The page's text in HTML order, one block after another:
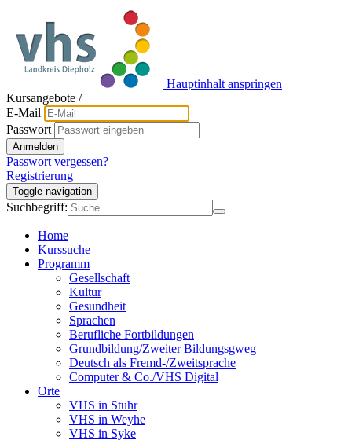
Hauptinhalt anspringen
Kursangebote /
E-Mail
Passwort
Anmelden
Passwort vergessen?
Registrierung
Toggle navigation
Suchbegriff:
Home
Kurssuche
Programm
Gesellschaft
Kultur
Gesundheit
Sprachen
Berufliche Fortbildungen
Grundbildung/Zweiter Bildungsgweg
Deutsch als Fremd-/Zweitsprache
Computer & Co./VHS Digital
Orte
VHS in Stuhr
VHS in Weyhe
VHS in Syke